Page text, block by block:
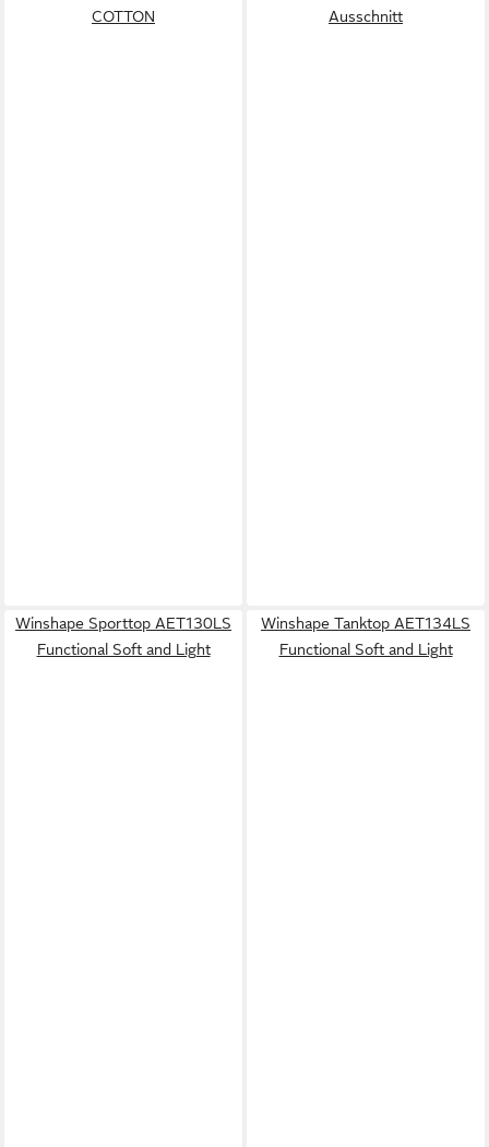
COTTON
Ausschnitt
Winshape Sporttop AET130LS
Functional Soft and Light
Winshape Tanktop AET134LS
Functional Soft and Light